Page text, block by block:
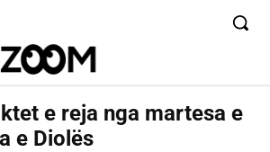
e reja nga martesa e
e Diolës